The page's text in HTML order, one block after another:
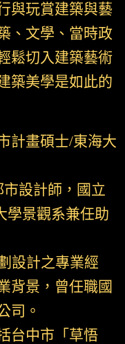
與玩賞建築與藝
、文學、當時政
鬆切入建築藝術
築美學是如此的
計畫碩士/東海大
設計師，國立
學景觀系兼任助
設計之專業經
背景，曾任職國
司。
台中市「草悟